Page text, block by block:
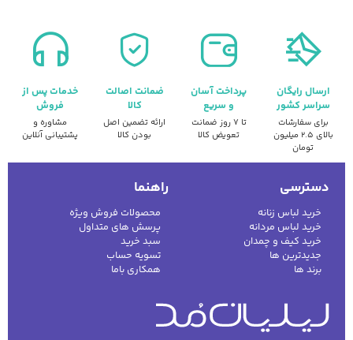
ارسال رایگان
سراسر کشور
برای سفارشات
بالای ۲.۵ میلیون
تومان
پرداخت آسان
و سریع
تا ۷ روز ضمانت
تعویض کالا
ضمانت اصالت
کالا
ارائه تضمین اصل
بودن کالا
خدمات پس از
فروش
مشاوره و
پشتیبانی آنلاین
دسترسی
خرید لباس زنانه
خرید لباس مردانه
خرید کیف و چمدان
جدیدترین ها
برند ها
راهنما
محصولات فروش ویژه
پرسش های متداول
سبد خرید
تسویه حساب
همکاری باما